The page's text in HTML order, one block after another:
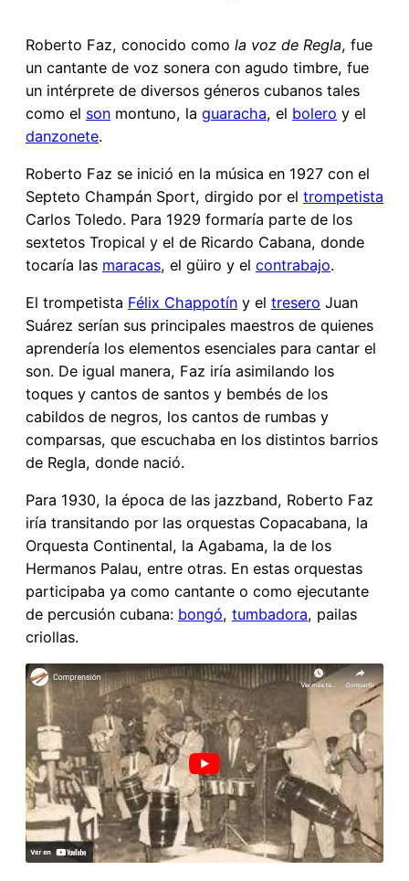
Roberto Faz, conocido como la voz de Regla, fue
un cantante de voz sonera con agudo timbre, fue
un intérprete de diversos géneros cubanos tales
como el son montuno, la guaracha, el bolero y el
danzonete.
Roberto Faz se inició en la música en 1927 con el
Septeto Champán Sport, dirgido por el trompetista
Carlos Toledo. Para 1929 formaría parte de los
sextetos Tropical y el de Ricardo Cabana, donde
tocaría las maracas, el güiro y el contrabajo.
El trompetista Félix Chappotín y el tresero Juan
Suárez serían sus principales maestros de quienes
aprendería los elementos esenciales para cantar el
son. De igual manera, Faz iría asimilando los
toques y cantos de santos y bembés de los
cabildos de negros, los cantos de rumbas y
comparsas, que escuchaba en los distintos barrios
de Regla, donde nació.
Para 1930, la época de las jazzband, Roberto Faz
iría transitando por las orquestas Copacabana, la
Orquesta Continental, la Agabama, la de los
Hermanos Palau, entre otras. En estas orquestas
participaba ya como cantante o como ejecutante
de percusión cubana: bongó, tumbadora, pailas
criollas.